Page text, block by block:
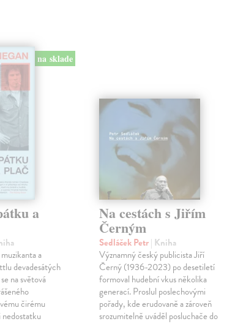
na sklade
a
a
devadesátých
na světová
čirému
Na cestách s Jiřím
Černým
Sedláček Petr| Kniha
Významný český publicista Jiří
Černý (1936-2023) po desetiletí
formoval hudební vkus několika
generací. Proslul poslechovými
pořady, kde erudovaně a zároveň
srozumitelně uváděl posluchače do